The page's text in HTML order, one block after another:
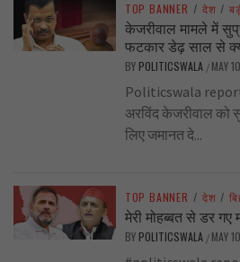
TOP BANNER / देश /
केजरीवाल मामले में
फटकार डेढ़ साल से
BY POLITICSWALA / MAY
Politicswala report
अरविंद केजरीवाल को
लिए जमानत दे...
TOP BANNER / देश /
मेरी मोहब्बत से डर गए
BY POLITICSWALA / MAY